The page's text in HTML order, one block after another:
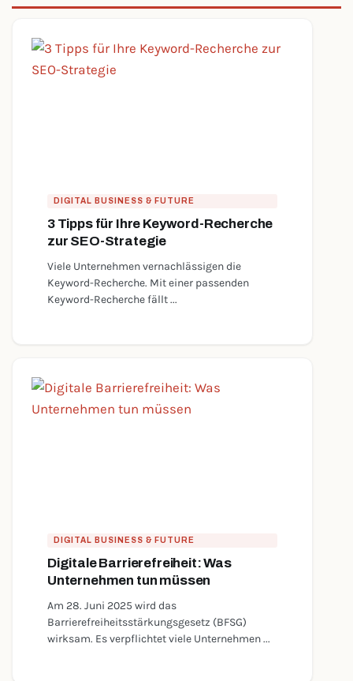
DIGITAL BUSINESS & FUTURE
3 Tipps für Ihre Keyword-Recherche
zur SEO-Strategie
Viele Unternehmen vernachlässigen die
Keyword-Recherche. Mit einer passenden
Keyword-Recherche fällt ...
DIGITAL BUSINESS & FUTURE
Digitale Barrierefreiheit: Was
Unternehmen tun müssen
Am 28. Juni 2025 wird das
Barrierefreiheitsstärkungsgesetz (BFSG)
wirksam. Es verpflichtet viele Unternehmen ...